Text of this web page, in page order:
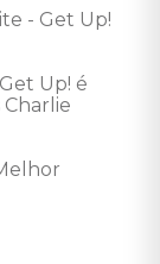
- Get Up!
Up! é